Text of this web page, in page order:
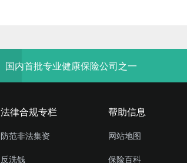
国内首批专业健康保险公司之一
法律合规专栏
防范非法集资
反洗钱
帮助信息
网站地图
保险百科